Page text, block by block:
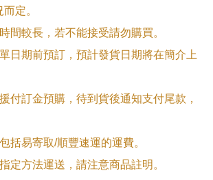
定。
間較長，若不能接受請勿購買。
日期前預訂，預計發貨日期將在簡介上
付訂金預購，待到貨後通知支付尾款，
括易寄取/順豐速運的運費。
定方法運送，請注意商品註明。